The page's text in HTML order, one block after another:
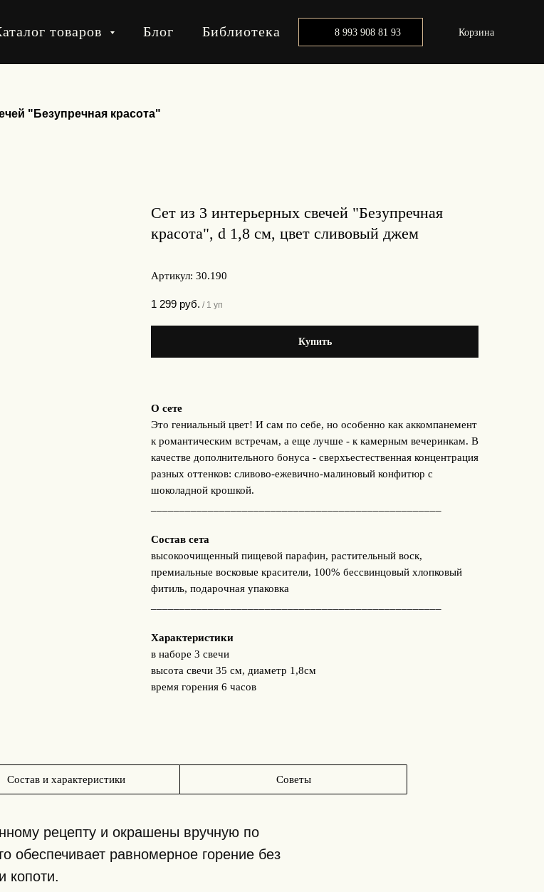
товаров Блог Библиотека 8 993 908 81 93 Корзина
"Безупречная красота"
Сет из 3 интерьерных свечей "Безупречная
красота", d 1,8 см, цвет сливовый джем
Артикул: 30.190
1 299 руб. / 1 уп
Купить
О сете
Это гениальный цвет! И сам по себе, но особенно как аккомпанемент
к романтическим встречам, а еще лучше - к камерным вечеринкам. В
качестве дополнительного бонуса - сверхъестественная концентрация
разных оттенков: сливово-ежевично-малиновый конфитюр с
шоколадной крошкой.
Состав сета
высокоочищенный пищевой парафин, растительный воск,
премиальные восковые красители, 100% бессвинцовый хлопковый
фитиль, подарочная упаковка
Характеристики
в наборе 3 свечи
высота свечи 35 см, диаметр 1,8см
время горения 6 часов
Состав и характеристики Советы
рецепту и окрашены вручную по
обеспечивает равномерное горение без
копоти.